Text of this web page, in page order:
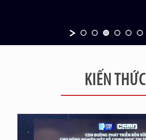
KIẾN THỨC